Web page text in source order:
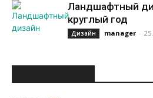
Ландшафтный
круглый год
Дизайн manager -